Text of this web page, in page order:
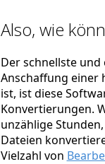
Also, wie
Der schnellste
Anschaffung einer
ist, ist diese
Konvertierungen.
unzählige
Dateien
Vielzahl von